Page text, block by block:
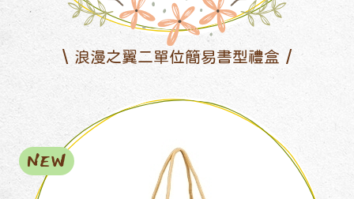
浪漫之翼二單位簡易書型禮盒
NEW